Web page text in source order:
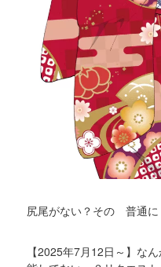
尻尾がない？その 普通
【2025年7月12日～】な